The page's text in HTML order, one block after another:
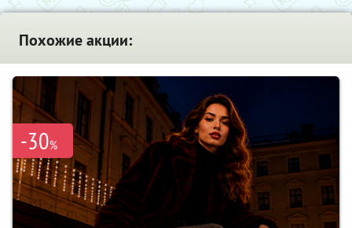
Похожие акции:
-30%